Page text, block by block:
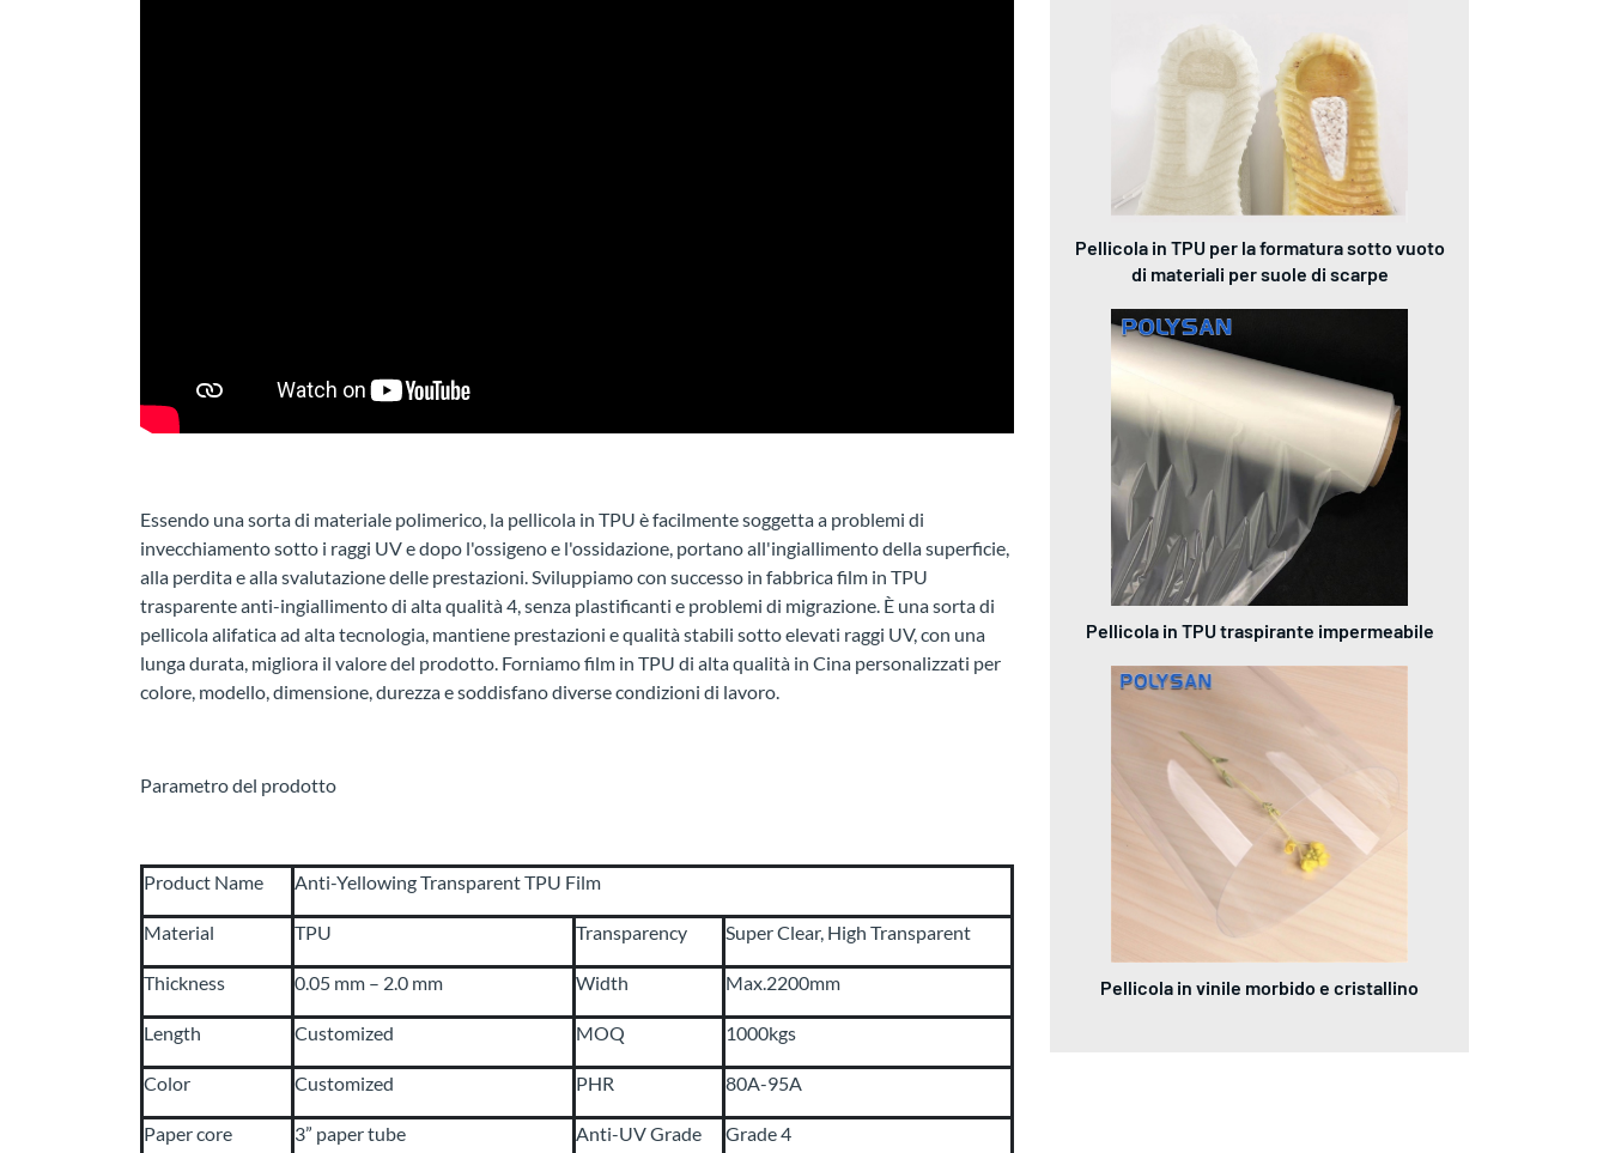
Essendo una sorta di materiale polimerico, la pellicola in TPU è facilmente soggetta a problemi di
invecchiamento sotto i raggi UV e dopo l'ossigeno e l'ossidazione, portano all'ingiallimento della superficie,
alla perdita e alla svalutazione delle prestazioni. Sviluppiamo con successo in fabbrica film in TPU
trasparente anti-ingiallimento di alta qualità 4, senza plastificanti e problemi di migrazione. È una sorta di
pellicola alifatica ad alta tecnologia, mantiene prestazioni e qualità stabili sotto elevati raggi UV, con una
lunga durata, migliora il valore del prodotto. Forniamo film in TPU di alta qualità in Cina personalizzati per
colore, modello, dimensione, durezza e soddisfano diverse condizioni di lavoro.
Parametro del prodotto
Product Name Anti-Yellowing Transparent TPU Film
Material TPU Transparency Super Clear, High Transparent
Thickness 0.05 mm – 2.0 mm Width Max.2200mm
Length Customized MOQ 1000kgs
Color Customized PHR 80A-95A
Paper core 3” paper tube Anti-UV Grade Grade 4
Pellicola in TPU per la formatura sotto vuoto
di materiali per suole di scarpe
Pellicola in TPU traspirante impermeabile
Pellicola in vinile morbido e cristallino